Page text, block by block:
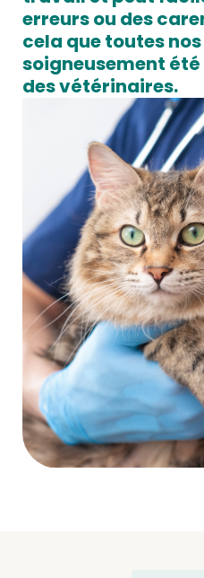
erreurs ou des
cela que toutes
soigneusement
des vétérinaires.